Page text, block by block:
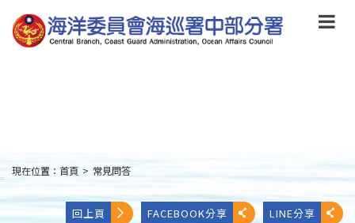
到
主
要
:::
現在位置： 首頁 > 常見問答
回上頁 FACEBOOK分享 LINE分享